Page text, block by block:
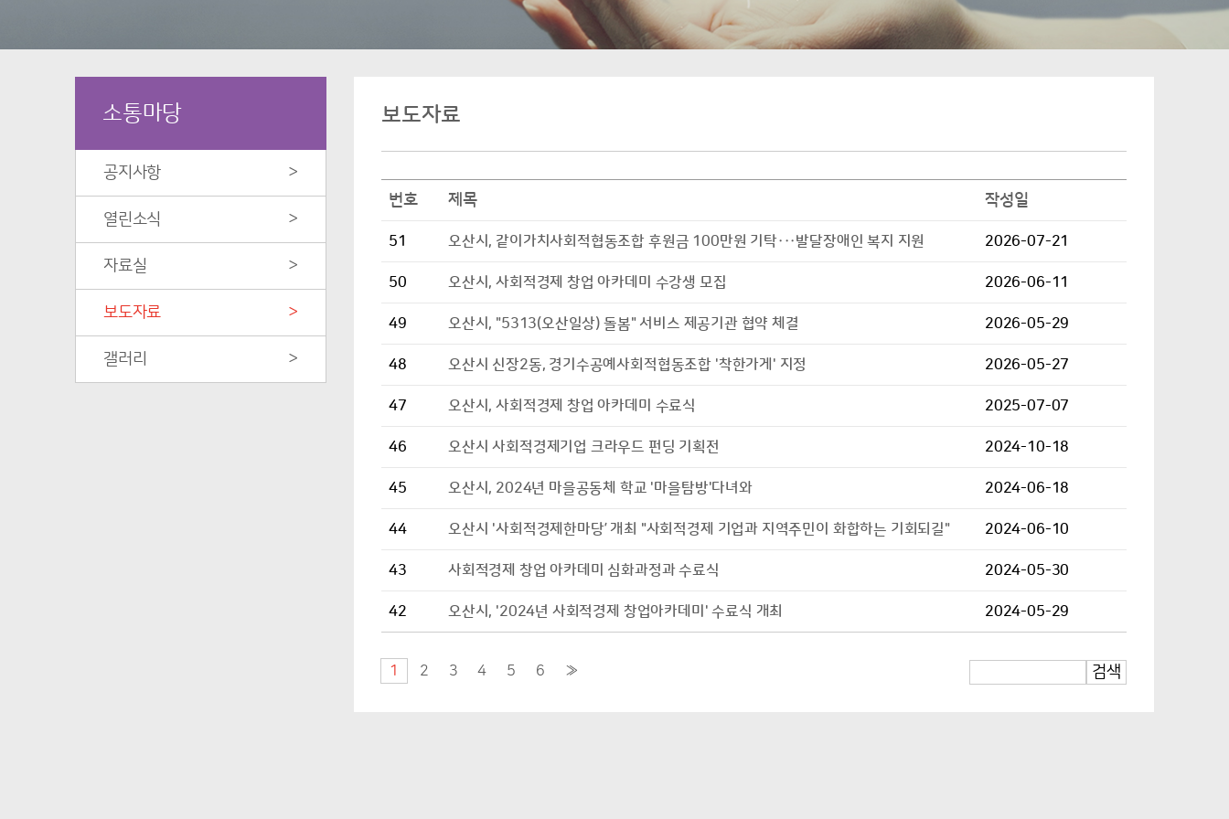
소통마당
공지사항 >
열린소식 >
자료실 >
보도자료 >
갤러리 >
보도자료
번호 제목 작성일
51 오산시, 같이가치사회적협동조합 후원금 100만원 기탁···발달장애인 복지 지원 2026-07-21
50 오산시, 사회적경제 창업 아카데미 수강생 모집 2026-06-11
49 오산시, "5313(오산일상) 돌봄" 서비스 제공기관 협약 체결 2026-05-29
48 오산시 신장2동, 경기수공예사회적협동조합 '착한가게' 지정 2026-05-27
47 오산시, 사회적경제 창업 아카데미 수료식 2025-07-07
46 오산시 사회적경제기업 크라우드 펀딩 기획전 2024-10-18
45 오산시, 2024년 마을공동체 학교 '마을탐방'다녀와 2024-06-18
44 오산시 '사회적경제한마당’ 개최 "사회적경제 기업과 지역주민이 화합하는 기회되길" 2024-06-10
43 사회적경제 창업 아카데미 심화과정과 수료식 2024-05-30
42 오산시, '2024년 사회적경제 창업아카데미' 수료식 개최 2024-05-29
1 2 3 4 5 6 » 검색